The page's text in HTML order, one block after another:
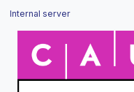
Internal server